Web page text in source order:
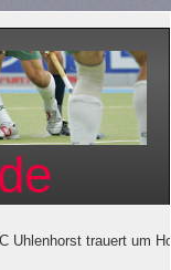
Uhlenhorst trauert um